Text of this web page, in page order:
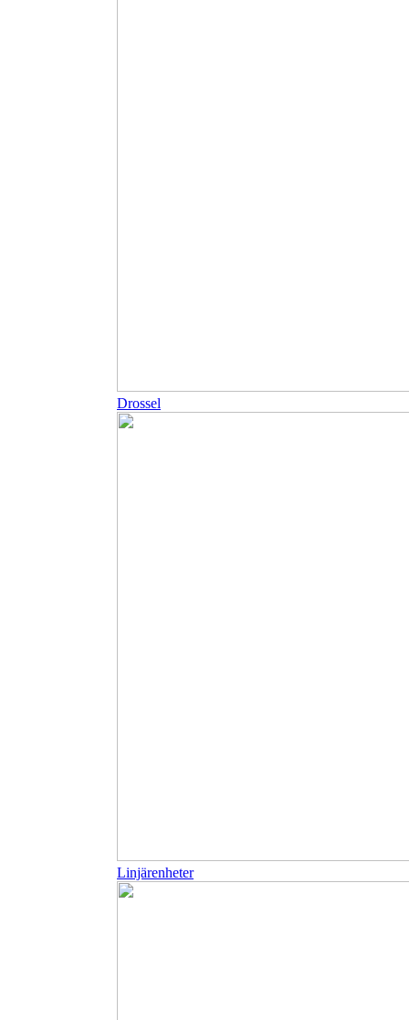
Drossel
Linjärenheter